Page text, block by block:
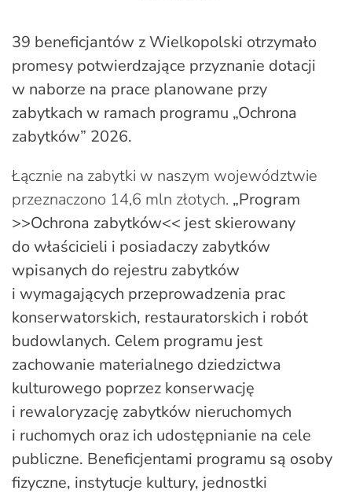
39 beneficjantów z Wielkopolski otrzymało
promesy potwierdzające przyznanie dotacji
w naborze na prace planowane przy
zabytkach w ramach programu „Ochrona
zabytków” 2026.
Łącznie na zabytki w naszym województwie
przeznaczono 14,6 mln złotych. „Program
>>Ochrona zabytków<< jest skierowany
do właścicieli i posiadaczy zabytków
wpisanych do rejestru zabytków
i wymagających przeprowadzenia prac
konserwatorskich, restauratorskich i robót
budowlanych. Celem programu jest
zachowanie materialnego dziedzictwa
kulturowego poprzez konserwację
i rewaloryzację zabytków nieruchomych
i ruchomych oraz ich udostępnianie na cele
publiczne. Beneficjentami programu są osoby
fizyczne, instytucje kultury, jednostki